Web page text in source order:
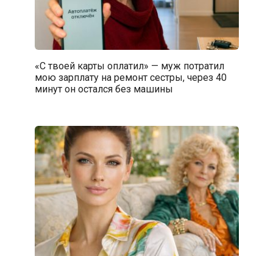
«С твоей карты оплатил» — муж потратил
мою зарплату на ремонт сестры, через 40
минут он остался без машины